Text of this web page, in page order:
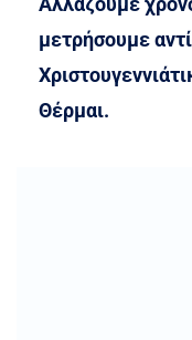
μετρήσουμε
Θέρμαι.